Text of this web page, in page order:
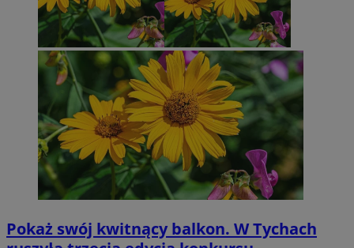
Pokaż swój kwitnący balkon. W Tychach